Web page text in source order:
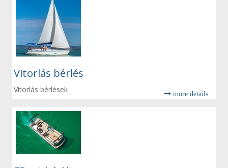
Vitorlás bérlés
Vitorlás bérlések more details